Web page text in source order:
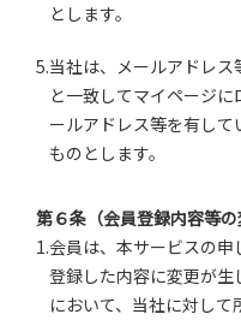
とします。
5.当社は、メールアドレ
と一致してマイページ
ールアドレス等を有し
ものとします。
第６条（会員登録内容等の
1.会員は、本サービスの
登録した内容に変更が
において、当社に対し